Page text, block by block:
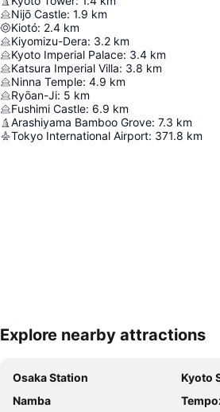
Nijō Castle: 1.9 km
Kiotó: 2.4 km
Kiyomizu-Dera: 3.2 km
Kyoto Imperial Palace: 3.4 km
Katsura Imperial Villa: 3.8 km
Ninna Temple: 4.9 km
Ryōan-Ji: 5 km
Fushimi Castle: 6.9 km
Arashiyama Bamboo Grove: 7.3 km
Tokyo International Airport: 371.8 km
Nagy méretű térkép
Explore nearby attractions
Osaka Station
Kyoto
Namba